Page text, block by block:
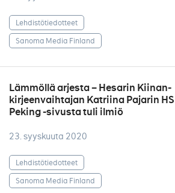
Lehdistötiedotteet
Sanoma Media Finland
Lämmöllä arjesta – Hesarin Kiinan-
kirjeenvaihtajan Katriina Pajarin HS
Peking -sivusta tuli ilmiö
23. syyskuuta 2020
Lehdistötiedotteet
Sanoma Media Finland